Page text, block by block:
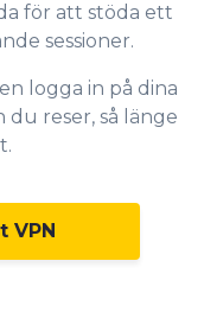
för att stöda ett
sessioner.
logga in på dina
reser, så länge
VPN